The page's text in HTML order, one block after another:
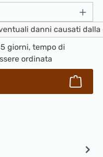
inserisci la
danni causati dalla
giorni, tempo di
ordinata